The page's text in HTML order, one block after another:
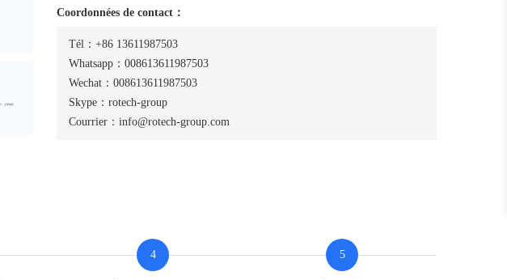
Coordonnées de contact：
Tél：+86 13611987503
Whatsapp：008613611987503
Wechat：008613611987503
Skype：rotech-group
Courrier：info@rotech-group.com
4 5